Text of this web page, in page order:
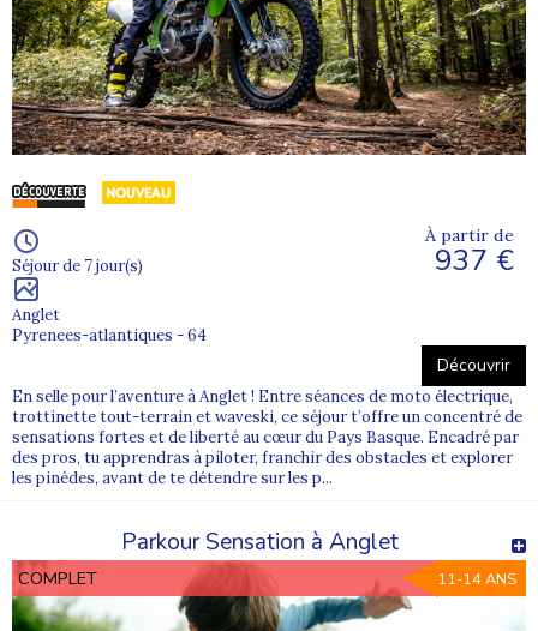
Séjour de 7 jour(s)
Anglet
Pyrenees-atlantiques - 64
À partir de
937 €
Découvrir
En selle pour l’aventure à Anglet ! Entre séances de moto électrique,
trottinette tout-terrain et waveski, ce séjour t’offre un concentré de
sensations fortes et de liberté au cœur du Pays Basque. Encadré par
des pros, tu apprendras à piloter, franchir des obstacles et explorer
les pinèdes, avant de te détendre sur les p...
Parkour Sensation à Anglet
COMPLET 11-14 ANS